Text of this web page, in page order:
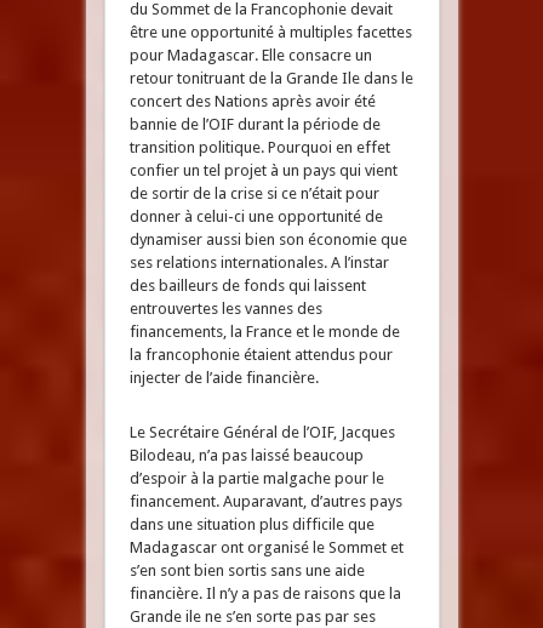
du Sommet de la Francophonie devait
être une opportunité à multiples facettes
pour Madagascar. Elle consacre un
retour tonitruant de la Grande Ile dans le
concert des Nations après avoir été
bannie de l’OIF durant la période de
transition politique. Pourquoi en effet
confier un tel projet à un pays qui vient
de sortir de la crise si ce n’était pour
donner à celui-ci une opportunité de
dynamiser aussi bien son économie que
ses relations internationales. A l’instar
des bailleurs de fonds qui laissent
entrouvertes les vannes des
financements, la France et le monde de
la francophonie étaient attendus pour
injecter de l’aide financière.
Le Secrétaire Général de l’OIF, Jacques
Bilodeau, n’a pas laissé beaucoup
d’espoir à la partie malgache pour le
financement. Auparavant, d’autres pays
dans une situation plus difficile que
Madagascar ont organisé le Sommet et
s’en sont bien sortis sans une aide
financière. Il n’y a pas de raisons que la
Grande ile ne s’en sorte pas par ses